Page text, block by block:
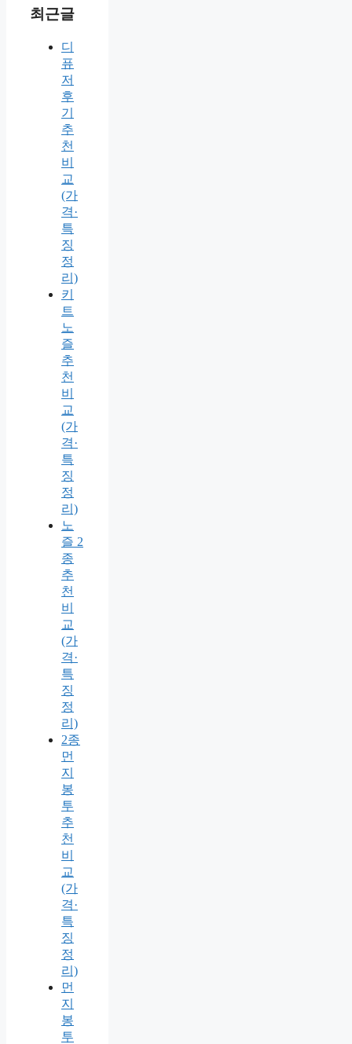
최근글
디
퓨
저
후
기
추
천
비
교
(가
격·
특
징
정
리)
키
트
노
즐
추
천
비
교
(가
격·
특
징
정
리)
노
즐 2
종
추
천
비
교
(가
격·
특
징
정
리)
2종
먼
지
봉
투
추
천
비
교
(가
격·
특
징
정
리)
먼
지
봉
투